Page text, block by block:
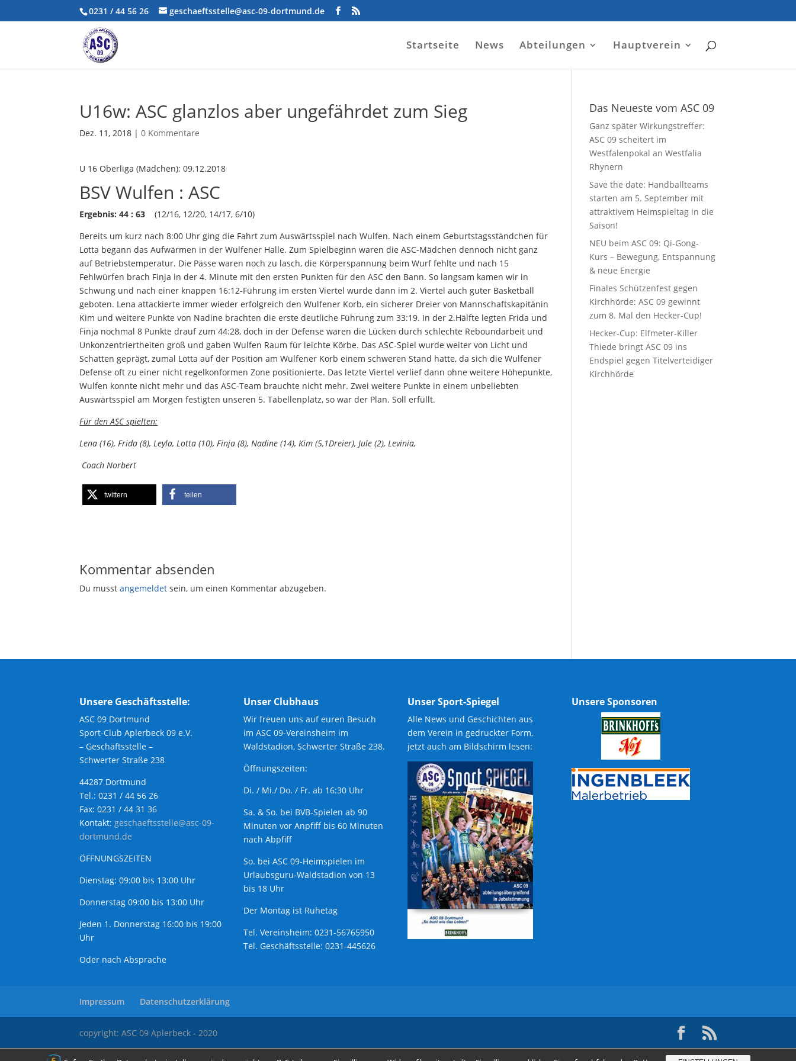
0231 / 44 56 26 geschaeftsstelle@asc-09-dortmund.de
Startseite News Abteilungen Hauptverein
U16w: ASC glanzlos aber ungefährdet zum Sieg
Dez. 11, 2018 |0 Kommentare
U 16 Oberliga (Mädchen): 09.12.2018
BSV Wulfen : ASC
Ergebnis:44 : 63 (12/16, 12/20, 14/17, 6/10)
Bereits um kurz nach 8:00 Uhr ging die Fahrt zum Auswärtsspiel nach Wulfen. Nach einem Geburtstagsständchen für
Lotta begann das Aufwärmen in der Wulfener Halle. Zum Spielbeginn waren die ASC-Mädchen dennoch nicht ganz
auf Betriebstemperatur. Die Pässe waren noch zu lasch, die Körperspannung beim Wurf fehlte und nach 15
Fehlwürfen brach Finja in der 4. Minute mit den ersten Punkten für den ASC den Bann. So langsam kamen wir in
Schwung und nach einer knappen 16:12-Führung im ersten Viertel wurde dann im 2. Viertel auch guter Basketball
geboten. Lena attackierte immer wieder erfolgreich den Wulfener Korb, ein sicherer Dreier von Mannschaftskapitänin
Kim und weitere Punkte von Nadine brachten die erste deutliche Führung zum 33:19. In der 2.Hälfte legten Frida und
Finja nochmal 8 Punkte drauf zum 44:28, doch in der Defense waren die Lücken durch schlechte Reboundarbeit und
Unkonzentriertheiten groß und gaben Wulfen Raum für leichte Körbe. Das ASC-Spiel wurde weiter von Licht und
Schatten geprägt, zumal Lotta auf der Position am Wulfener Korb einem schweren Stand hatte, da sich die Wulfener
Defense oft zu einer nicht regelkonformen Zone positionierte. Das letzte Viertel verlief dann ohne weitere Höhepunkte,
Wulfen konnte nicht mehr und das ASC-Team brauchte nicht mehr. Zwei weitere Punkte in einem unbeliebten
Auswärtsspiel am Morgen festigten unseren 5. Tabellenplatz, so war der Plan. Soll erfüllt.
Für den ASC spielten:
Lena (16), Frida (8), Leyla, Lotta (10), Finja (8), Nadine (14), Kim (5,1Dreier), Jule (2), Levinia,
Coach Norbert
twittern teilen
Kommentar absenden
Du musstangemeldet sein, um einen Kommentar abzugeben.
Das Neueste vom ASC 09
Ganz später Wirkungstreffer:
ASC 09 scheitert im
Westfalenpokal an Westfalia
Rhynern
Save the date: Handballteams
starten am 5. September mit
attraktivem Heimspieltag in die
Saison!
NEU beim ASC 09: Qi-Gong-
Kurs – Bewegung, Entspannung
& neue Energie
Finales Schützenfest gegen
Kirchhörde: ASC 09 gewinnt
zum 8. Mal den Hecker-Cup!
Hecker-Cup: Elfmeter-Killer
Thiede bringt ASC 09 ins
Endspiel gegen Titelverteidiger
Kirchhörde
Unsere Geschäftsstelle:
ASC 09 Dortmund
Sport-Club Aplerbeck 09 e.V.
– Geschäftsstelle –
Schwerter Straße 238
44287 Dortmund
Tel.: 0231 / 44 56 26
Fax: 0231 / 44 31 36
Kontakt:geschaeftsstelle@asc-09-
dortmund.de
ÖFFNUNGSZEITEN
Dienstag: 09:00 bis 13:00 Uhr
Donnerstag 09:00 bis 13:00 Uhr
Jeden 1. Donnerstag 16:00 bis 19:00
Uhr
Oder nach Absprache
Unser Clubhaus
Wir freuen uns auf euren Besuch
im ASC 09-Vereinsheim im
Waldstadion, Schwerter Straße 238.
Öffnungszeiten:
Di. / Mi./ Do. / Fr. ab 16:30 Uhr
Sa. & So. bei BVB-Spielen ab 90
Minuten vor Anpfiff bis 60 Minuten
nach Abpfiff
So. bei ASC 09-Heimspielen im
Urlaubsguru-Waldstadion von 13
bis 18 Uhr
Der Montag ist Ruhetag
Tel. Vereinsheim: 0231-56765950
Tel. Geschäftsstelle: 0231-445626
Unser Sport-Spiegel
Alle News und Geschichten aus
dem Verein in gedruckter Form,
jetzt auch am Bildschirm lesen:
Unsere Sponsoren
Impressum Datenschutzerklärung
copyright: ASC 09 Aplerbeck - 2020